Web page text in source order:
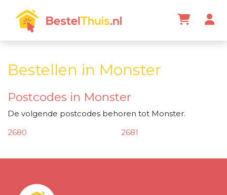
Bestellen in Monster
Postcodes in Monster
De volgende postcodes behoren tot Monster.
2680
2681